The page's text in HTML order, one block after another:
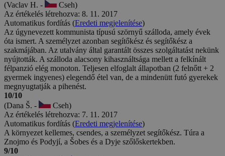
(Vaclav H. -
Cseh)
Az értékelés létrehozva: 8. 11. 2017
Automatikus fordítás (Eredeti megjelenítése)
Az úgynevezett kommunista típusú szörnyű szálloda, amely évek
óta ismert. A személyzet azonban segítőkész és segítőkész a
szakmájában. Az utalvány által garantált összes szolgáltatást nekünk
nyújtották. A szálloda alacsony kihasználtsága mellett a felkínált
félpanzió elég monoton. Teljesen elfoglalt állapotban (2 felnőtt + 2
gyermek ingyenes) elegendő étel van, de a mindenütt futó gyerekek
megnyugtatják a pihenést.
10/10
(Dana Š. -
Cseh)
Az értékelés létrehozva: 7. 11. 2017
Automatikus fordítás (Eredeti megjelenítése)
A környezet kellemes, csendes, a személyzet segítőkész. Túra a
Znojmo és Podyjí, a Šobes és a Dyje szőlőskertekben.
9/10